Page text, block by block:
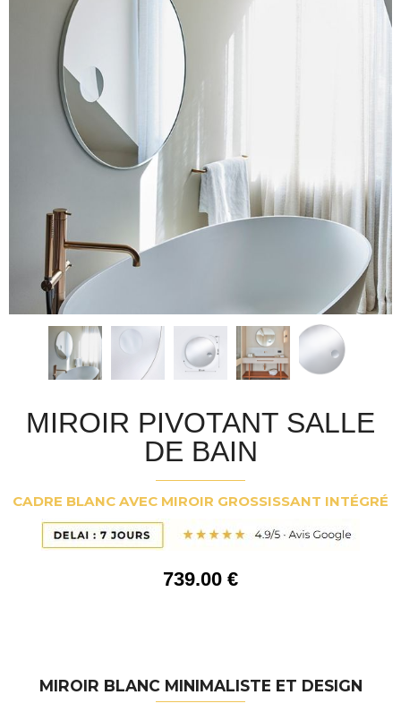
MIROIR PIVOTANT SALLE
DE BAIN
CADRE BLANC AVEC MIROIR GROSSISSANT INTÉGRÉ
739.00 €
MIROIR BLANC MINIMALISTE ET DESIGN